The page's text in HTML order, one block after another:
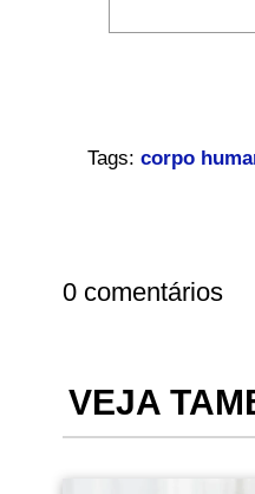
Tags: corpo
0 comentários
VEJA